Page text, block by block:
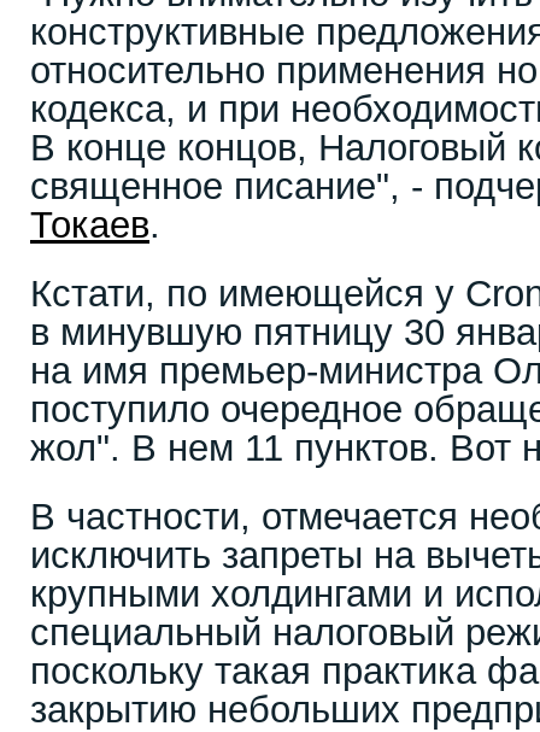
конструктивные
относительно применения
кодекса, и при
В конце концов, Налоговый
священное писание", -
Токаев.
Кстати, по имеющейся у
в минувшую пятницу 30
на имя премьер-министра
поступило очередное
жол". В нем 11 пунктов. Вот
В частности, отмечается
исключить запреты на
крупными холдингами и
специальный налоговый
поскольку такая практика
закрытию небольших